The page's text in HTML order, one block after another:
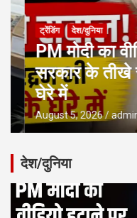
ट्रेंडिंग देश/दुनिया
PM मोदी का
सरकार के तीखे
घेरे में
August 5, 2026
देश/दुनिया